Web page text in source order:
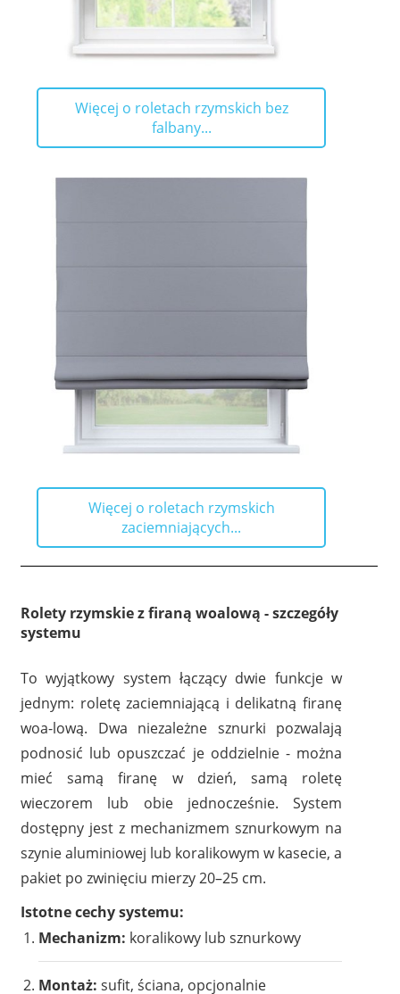
Więcej o roletach rzymskich bez
falbany...
Więcej o roletach rzymskich
zaciemniających...
Rolety rzymskie z firaną woalową - szczegóły
systemu
To wyjątkowy system łączący dwie funkcje w
jednym: roletę zaciemniającą i delikatną firanę
woa-lową. Dwa niezależne sznurki pozwalają
podnosić lub opuszczać je oddzielnie - można
mieć samą firanę w dzień, samą roletę
wieczorem lub obie jednocześnie. System
dostępny jest z mechanizmem sznurkowym na
szynie aluminiowej lub koralikowym w kasecie, a
pakiet po zwinięciu mierzy 20–25 cm.
Istotne cechy systemu:
Mechanizm: koralikowy lub sznurkowy
Montaż: sufit, ściana, opcjonalnie